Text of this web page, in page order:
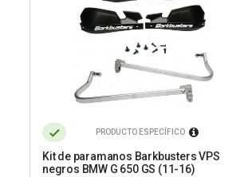
PRODUCTO ESPECÍFICO
Kit de paramanos Barkbusters VPS
negros BMW G 650 GS (11-16)